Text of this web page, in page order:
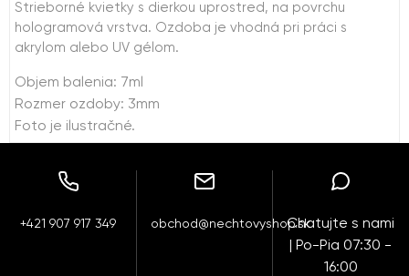
Strieborné kvietky s dierkou uprostred, na povrchu
hologramová vrstva. Ozdoba je vhodná pri práci s
akrylom alebo UV gélom.
Objem balenia: 7ml
Rozmer ozdoby: 3mm
Foto je ilustračné.
+421 907 917 349 obchod@nechtovyshop.skChatujte s nami
| Po-Pia 07:30 -
16:00